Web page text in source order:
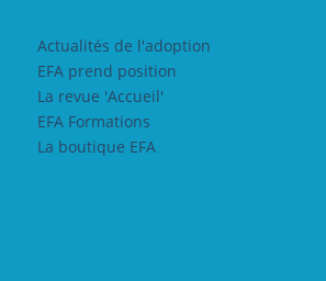
Actualités de l'adoption
EFA prend position
La revue 'Accueil'
EFA Formations
La boutique EFA